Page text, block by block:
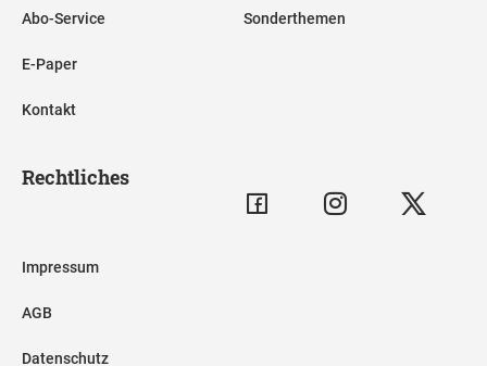
Abo-Service
E-Paper
Kontakt
Sonderthemen
Rechtliches
Impressum
AGB
Datenschutz